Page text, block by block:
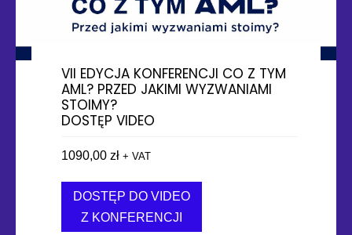
VII EDYCJA KONFERENCJI CO Z TYM
AML? PRZED JAKIMI WYZWANIAMI
STOIMY?
DOSTĘP VIDEO
1090,00zł + VAT
DOSTĘP DO VIDEO
Z KONFERENCJI